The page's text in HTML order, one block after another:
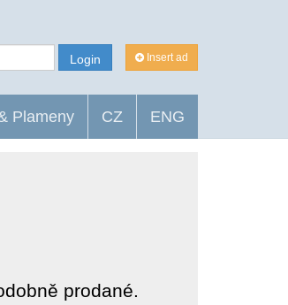
Insert ad
Login
Plameny CZ ENG
prodané.